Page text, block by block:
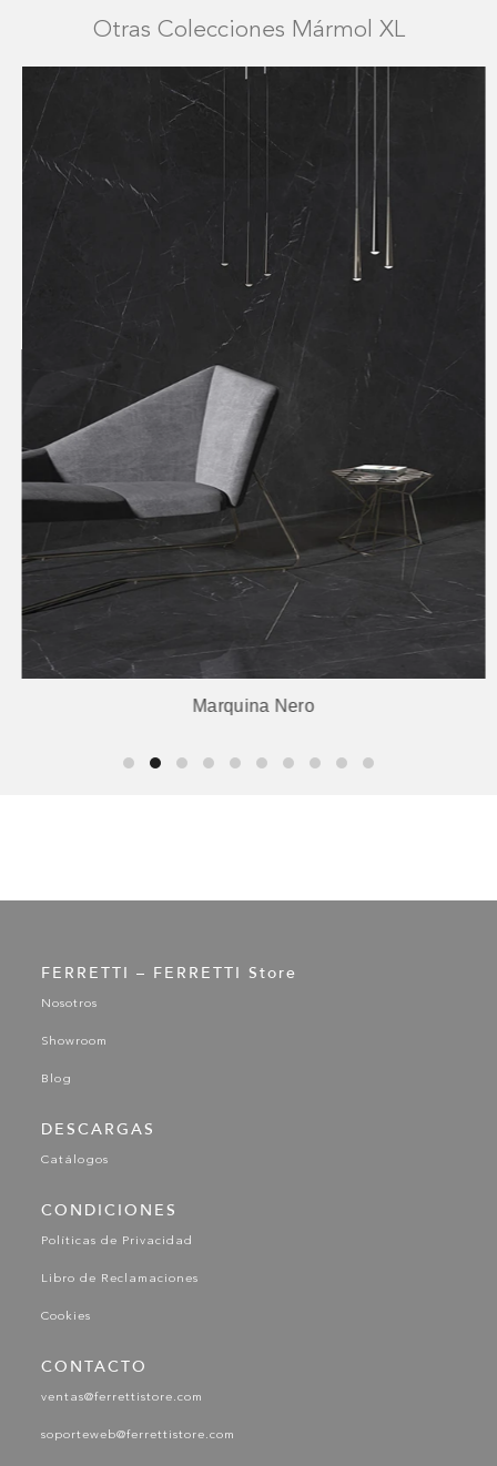
Otras Colecciones Mármol XL
Marquina Nero
FERRETTI – FERRETTI Store
Nosotros
Showroom
Blog
DESCARGAS
Catálogos
CONDICIONES
Políticas de Privacidad
Libro de Reclamaciones
Cookies
CONTACTO
ventas@ferrettistore.com
soporteweb@ferrettistore.com